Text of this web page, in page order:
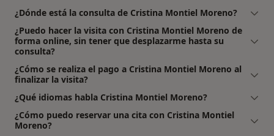
¿Dónde está la consulta de Cristina Montiel Moreno?
¿Puedo hacer la visita con Cristina Montiel Moreno de
forma online, sin tener que desplazarme hasta su
consulta?
¿Cómo se realiza el pago a Cristina Montiel Moreno al
finalizar la visita?
¿Qué idiomas habla Cristina Montiel Moreno?
¿Cómo puedo reservar una cita con Cristina Montiel
Moreno?